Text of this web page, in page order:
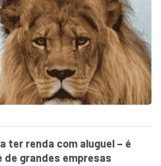
ter renda com aluguel – é
de grandes empresas